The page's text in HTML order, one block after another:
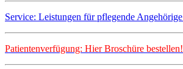
Service: Leistungen für pflegende Angehörige
Patientenverfügung: Hier Broschüre bestellen!